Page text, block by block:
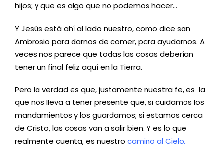
hijos; y que es algo que no podemos hacer…
Y Jesús está ahí al lado nuestro, como dice san
Ambrosio para darnos de comer, para ayudarnos. A
veces nos parece que todas las cosas deberían
tener un final feliz aquí en la Tierra.
Pero la verdad es que, justamente nuestra fe, es la
que nos lleva a tener presente que, si cuidamos los
mandamientos y los guardamos; si estamos cerca
de Cristo, las cosas van a salir bien. Y es lo que
realmente cuenta, es nuestro camino al Cielo.